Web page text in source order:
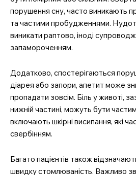
професійний
портал
порушення сну, часто виникають
та частими пробудженнями.
виникати раптово, іноді
запамороченням.
Додатково, спостерігаються
діарея або запори, апетит може
пропадати зовсім. Біль у животі,
нижній частині, можуть бути
включають шкірні висипання, які
свербінням.
Багато пацієнтів також
швидку стомлюваність. Важливо